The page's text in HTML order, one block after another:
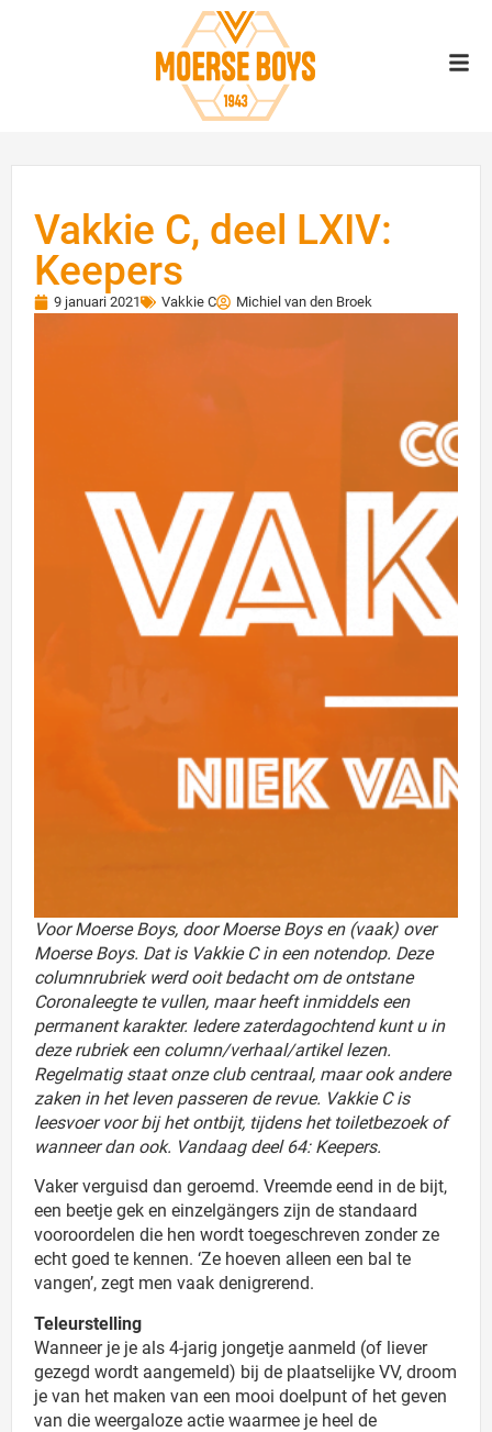
Vakkie C, deel LXIV:
Keepers
9 januari 2021 Vakkie C Michiel van den Broek
Voor Moerse Boys, door Moerse Boys en (vaak) over
Moerse Boys. Dat is Vakkie C in een notendop. Deze
columnrubriek werd ooit bedacht om de ontstane
Coronaleegte te vullen, maar heeft inmiddels een
permanent karakter. Iedere zaterdagochtend kunt u in
deze rubriek een column/verhaal/artikel lezen.
Regelmatig staat onze club centraal, maar ook andere
zaken in het leven passeren de revue. Vakkie C is
leesvoer voor bij het ontbijt, tijdens het toiletbezoek of
wanneer dan ook. Vandaag deel 64: Keepers.
Vaker verguisd dan geroemd. Vreemde eend in de bijt,
een beetje gek en einzelgängers zijn de standaard
vooroordelen die hen wordt toegeschreven zonder ze
echt goed te kennen. ‘Ze hoeven alleen een bal te
vangen’, zegt men vaak denigrerend.
Teleurstelling
Wanneer je je als 4-jarig jongetje aanmeld (of liever
gezegd wordt aangemeld) bij de plaatselijke VV, droom
je van het maken van een mooi doelpunt of het geven
van die weergaloze actie waarmee je heel de